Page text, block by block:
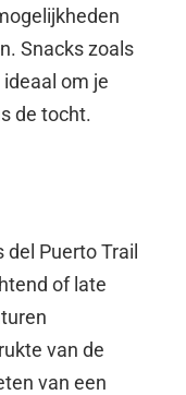
Snacks zoals
om je
de tocht.
del Puerto Trail
of late
van de
van een